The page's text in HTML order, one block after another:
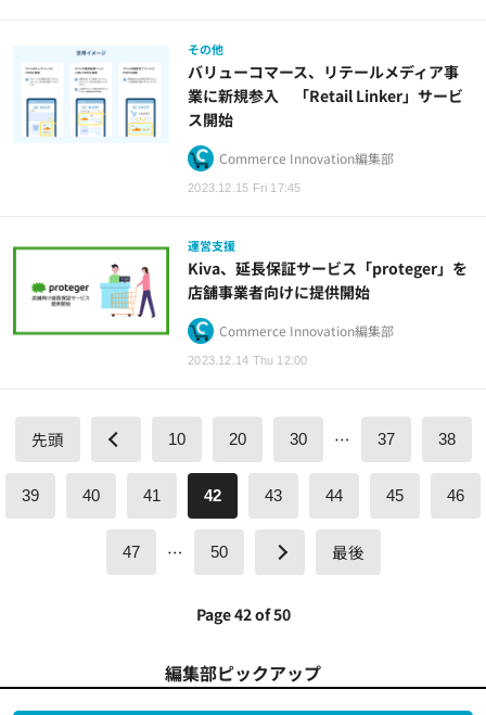
その他
2023.12.15 Fri 17:45
バリューコマース、リテールメディア事
業に新規参入 「Retail Linker」サービ
ス開始
Commerce Innovation編集部
運営支援
2023.12.14 Thu 12:00
Kiva、延長保証サービス「proteger」を
店舗事業者向けに提供開始
Commerce Innovation編集部
先頭 10 20 30 … 37 38
39 40 41 42 43 44 45 46
47 … 50 最後
Page 42 of 50
編集部ピックアップ